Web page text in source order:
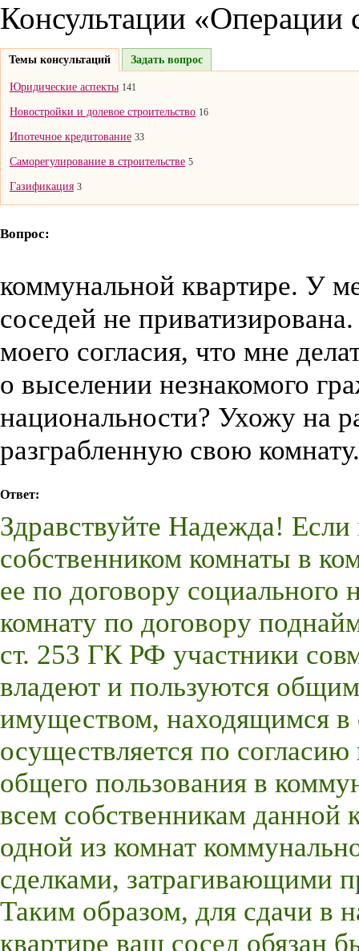
Консультации
Темы консультаций Задать вопрос
Юридические аспекты 141
Новостройки и долевое строительство 16
Ипотечное кредитование 33
Саморегулирование в строительстве 5
Газификация 3
Вопрос:
коммунальной квартире. У
соседей не
моего согласия, что мне
о выселении незнакомого
национальности? Ухожу на
разграбленную свою
Ответ:
Здравствуйте Надежда! Если
собственником комнаты в
ее по договору
комнату по договору
ст. 253 ГК РФ участники
владеют и пользуются
имуществом, находящимся в
осуществляется по
общего пользования в
всем собственникам данной
одной из комнат
сделками, затрагивающими
Таким образом, для сдачи в
квартире ваш сосед обязан